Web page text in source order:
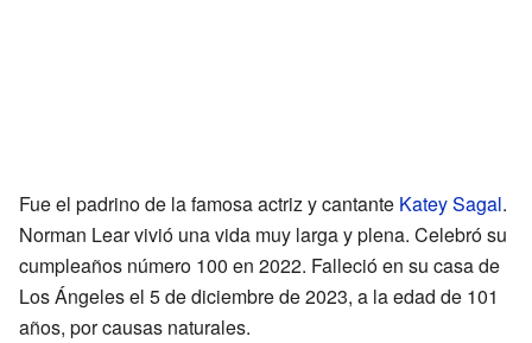
Fue el padrino de la famosa actriz y cantante Katey Sagal.
Norman Lear vivió una vida muy larga y plena. Celebró su
cumpleaños número 100 en 2022. Falleció en su casa de
Los Ángeles el 5 de diciembre de 2023, a la edad de 101
años, por causas naturales.